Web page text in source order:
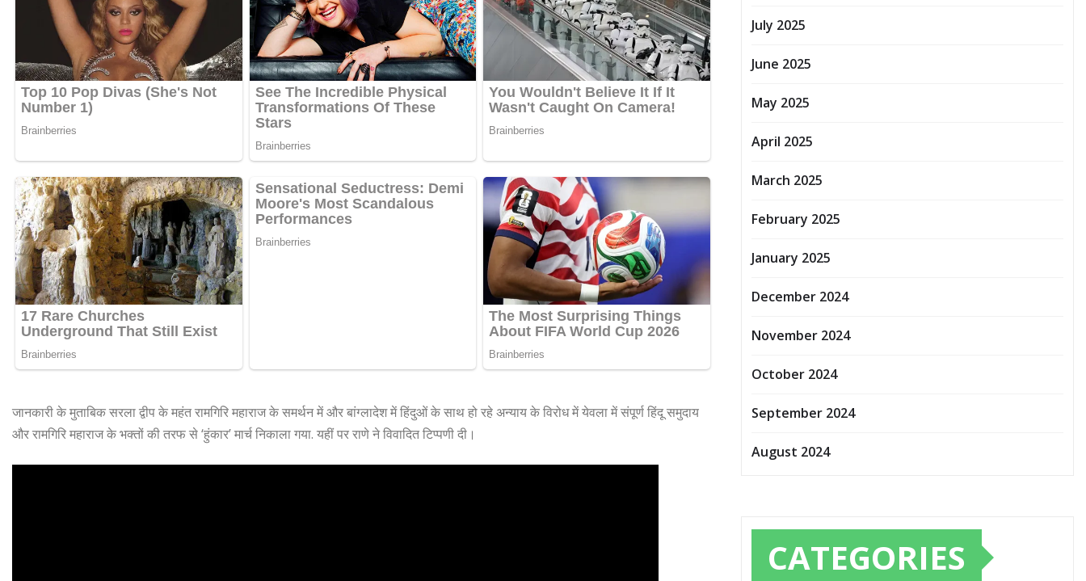
जानकारी के मुताबिक सरला द्वीप के महंत रामगिरि महाराज के समर्थन में और बांग्लादेश में हिंदुओं के साथ हो रहे अन्याय के विरोध में येवला में संपूर्ण हिंदू समुदाय
और रामगिरि महाराज के भक्तों की तरफ से ‘हुंकार’ मार्च निकाला गया. यहीं पर राणे ने विवादित टिप्पणी दी।
July 2025
June 2025
May 2025
April 2025
March 2025
February 2025
January 2025
December 2024
November 2024
October 2024
September 2024
August 2024
CATEGORIES